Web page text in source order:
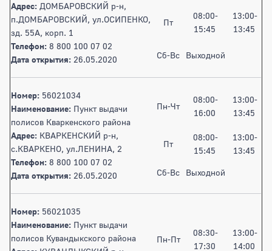
Адрес: ДОМБАРОВСКИЙ р-н,
п.ДОМБАРОВСКИЙ, ул.ОСИПЕНКО,
зд. 55А, корп. 1
Телефон: 8 800 100 07 02
Дата открытия: 26.05.2020
Пт
08:00-
15:45
13:00-
13:45
Сб-Вс Выходной
Номер: 56021034
Наименование: Пункт выдачи
полисов Кваркенского района
Адрес: КВАРКЕНСКИЙ р-н,
с.КВАРКЕНО, ул.ЛЕНИНА, 2
Телефон: 8 800 100 07 02
Дата открытия: 26.05.2020
Пн-Чт
08:00-
16:00
13:00-
13:45
Пт
08:00-
15:45
13:00-
13:45
Сб-Вс Выходной
Номер: 56021035
Наименование: Пункт выдачи
полисов Кувандыкского района
Пн-Пт
08:30-
17:30
13:00-
14:00